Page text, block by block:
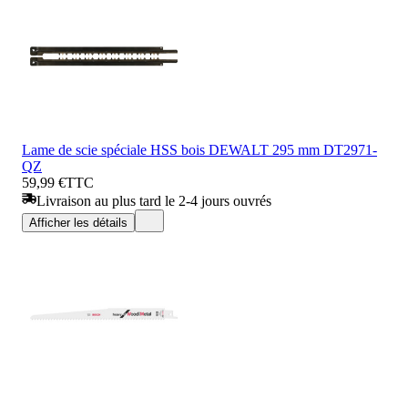
Lame de scie spéciale HSS bois DEWALT 295 mm DT2971-
QZ
59,99 €TTC
Livraison au plus tard le 2-4 jours ouvrés
Afficher les détails